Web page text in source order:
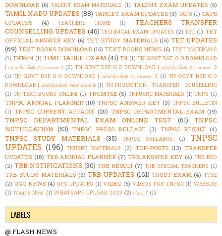
DOWNLOAD (6) TALENT EXAM MATERIALS (1) TALENT EXAM UPDATES (6)
TAMIL NADU UPDATES (88) TANCET EXAM UPDATES (3) TAPS (1) TAPS
UPDATES
(4) TEACHERS HOME (1)
TEACHERS TRANSFER
COUNSELLING UPDATES (46) TECHNICAL EXAM UPDATES (2) TET (1) TET
OFFICIAL ANSWER KEY (6) TET STUDY MATERIALS (16) TET UPDATES
(69) TEXT BOOKS DOWNLOAD (16) TEXT BOOKS NEWS (6) TEXT MATERIALS
(1) THIRAN (1) TIME TABLE EXAM (41) TN (1) TN GOVT DSE G.O DOWNLOAD
| பள்ளிக்கல்வி அரசாணை 1 (2) TN GOVT DSE G.O DOWNLOAD | பள்ளிக்கல்வி அரசாணை 2
(1) TN GOVT DSE G.O DOWNLOAD | பள்ளிக்கல்வி அரசாணை 3 (1) TN GOVT DSE G.O
DOWNLOAD | பள்ளிக்கல்வி அரசாணை 4 (1) TN PROMOTION - TRANSFER - COUSELLING
(1) TN TEXT BOOKS ONLINE (1) TNCMTSE (5) TNFUSRC MATERIALS (1) TNPS (1)
TNPSC ANNUAL PLANNER (10) TNPSC ANSWER KEY (3) TNPSC BULLETIN
(1) TNPSC CURRENT AFFAIRS (20) TNPSC DEPARTMENTAL EXAM (19)
TNPSC DEPARTMENTAL EXAM ONLINE TEST (61)
TNPSC
NOTIFICATION (53) TNPSC PRESS RELEASE (3) TNPSC RESULT (4)
TNPSC STUDY MATERIALS (35) TNPSC SYLLABUS (1)
TNPSC
UPDATES (196) TNUSRB MATERIALS (2) TOP-POSTS (13) TRANSFER
UPDATES (18) TRB ANNUAL PLANNER (7) TRB ANSWER KEY (4) TRB BEO
(2) TRB NOTIFICATIONS (30) TRB RESULT (7) TRB SPECIAL TEACHERS (1)
TRB STUDY MATERIALS (3) TRB UPDATES (161) TRUST EXAM (4) TTSE
(2) UGC NEWS (4) UPS UPDATES (1) VIDEO (6) VIDEOS FOR TNPSC (1) WEBSITE
(1) What's New. (1) WHATSAPP UPLOAD 2023 (2) எப்படி ? (1)
LABELS
@ FLASH NEWS